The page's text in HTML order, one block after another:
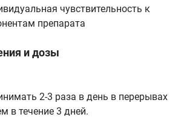
чувствительность к
препарата
и дозы
2-3 раза в день в перерывах
в течение 3 дней.